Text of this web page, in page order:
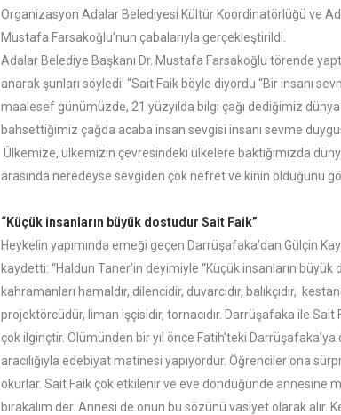
Organizasyon Adalar Belediyesi Kültür Koordinatörlüğü ve
Mustafa Farsakoğlu’nun çabalarıyla gerçekleştirildi.
Adalar Belediye Başkanı Dr. Mustafa Farsakoğlu törende
anarak şunları söyledi: “Sait Faik böyle diyordu “Bir insanı
maalesef günümüzde, 21.yüzyılda bilgi çağı dediğimiz
bahsettiğimiz çağda acaba insan sevgisi insanı sevme
Ülkemize, ülkemizin çevresindeki ülkelere baktığımızda
arasında neredeyse sevgiden çok nefret ve kinin olduğunu
“Küçük insanların büyük dostudur Sait Faik”
Heykelin yapımında emeği geçen Darrüşafaka’dan Gülçin
kaydetti: “Haldun Taner’in deyimiyle “Küçük insanların büyük
kahramanları hamaldır, dilencidir, duvarcıdır, balıkçıdır,
projektörcüdür, liman işçisidir, tornacıdır. Darrüşafaka ile Sait
çok ilginçtir. Ölümünden bir yıl önce Fatih’teki
aracılığıyla edebiyat matinesi yapıyordur. Öğrenciler ona
okurlar. Sait Faik çok etkilenir ve eve döndüğünde annesine
bırakalım der. Annesi de onun bu sözünü vasiyet olarak alır.